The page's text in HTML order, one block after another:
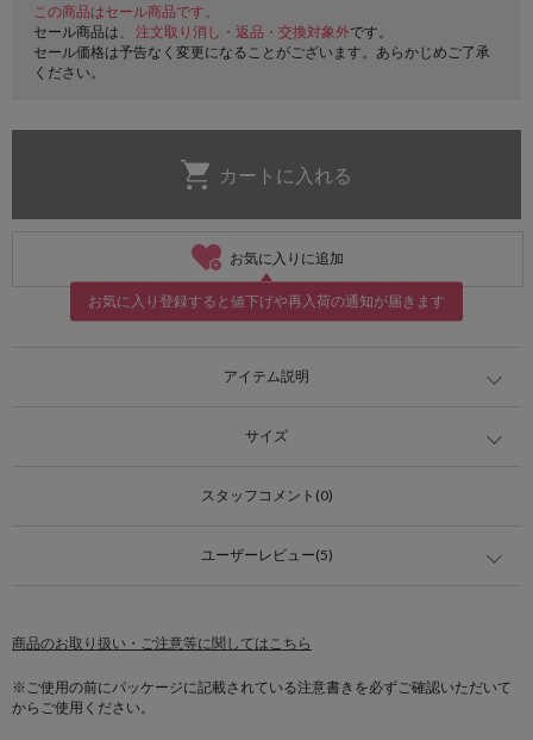
この商品はセール商品です。
セール商品は、 注文取り消し・返品・交換対象外です。
セール価格は予告なく変更になることがございます。あらかじめご了承
ください。
お気に入りに追加
お気に入り登録すると値下げや再入荷の通知が届きます
アイテム説明
サイズ
スタッフコメント(0)
ユーザーレビュー(5)
商品のお取り扱い・ご注意等に関してはこちら
※ご使用の前にパッケージに記載されている注意書きを必ずご確認いただいて
からご使用ください。